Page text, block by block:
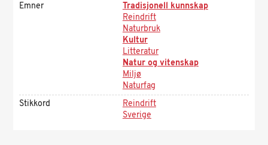
Emner
Tradisjonell kunnskap
Reindrift
Naturbruk
Kultur
Litteratur
Natur og vitenskap
Miljø
Naturfag
Stikkord
Reindrift
Sverige